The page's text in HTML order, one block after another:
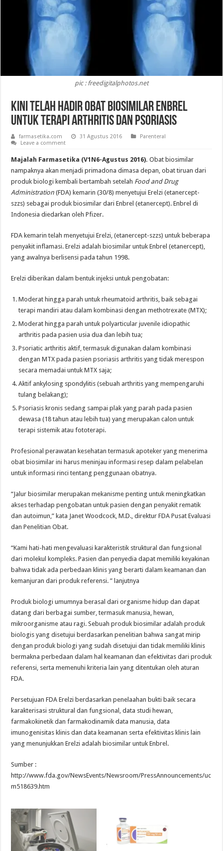
pic : freedigitalphotos.net
Kini Telah Hadir Obat Biosimilar Enbrel
Untuk Terapi Arthritis dan Psoriasis
farmasetika.com 31 Agustus 2016
Parenteral
Leave a comment
Majalah Farmasetika (V1N6-Agustus 2016).Obat biosimilar
nampaknya akan menjadi primadona dimasa depan, obat tiruan dari
produk biologi kembali bertambah setelah Food and Drug
Administration (FDA) kemarin (30/8) menyetujui Erelzi (etanercept-
szzs) sebagai produk biosimilar dari Enbrel (etanercept). Enbrel di
Indonesia diedarkan oleh Pfizer.
FDA kemarin telah menyetujui Erelzi, (etanercept-szzs) untuk beberapa
penyakit inflamasi. Erelzi adalah biosimilar untuk Enbrel (etanercept),
yang awalnya berlisensi pada tahun 1998.
Erelzi diberikan dalam bentuk injeksi untuk pengobatan:
Moderat hingga parah untuk rheumatoid arthritis, baik sebagai
terapi mandiri atau dalam kombinasi dengan methotrexate (MTX);
Moderat hingga parah untuk polyarticular juvenile idiopathic
arthritis pada pasien usia dua dan lebih tua;
Psoriatic arthritis aktif, termasuk digunakan dalam kombinasi
dengan MTX pada pasien psoriasis arthritis yang tidak merespon
secara memadai untuk MTX saja;
Aktif ankylosing spondylitis (sebuah arthritis yang mempengaruhi
tulang belakang);
Psoriasis kronis sedang sampai plak yang parah pada pasien
dewasa (18 tahun atau lebih tua) yang merupakan calon untuk
terapi sistemik atau fototerapi.
Profesional perawatan kesehatan termasuk apoteker yang menerima
obat biosimilar ini harus meninjau informasi resep dalam pelabelan
untuk informasi rinci tentang penggunaan obatnya.
“Jalur biosimilar merupakan mekanisme penting untuk meningkatkan
akses terhadap pengobatan untuk pasien dengan penyakit rematik
dan autoimun,” kata Janet Woodcock, M.D., direktur FDA Pusat Evaluasi
dan Penelitian Obat.
“Kami hati-hati mengevaluasi karakteristik struktural dan fungsional
dari molekul kompleks. Pasien dan penyedia dapat memiliki keyakinan
bahwa tidak ada perbedaan klinis yang berarti dalam keamanan dan
kemanjuran dari produk referensi. ” lanjutnya
Produk biologi umumnya berasal dari organisme hidup dan dapat
datang dari berbagai sumber, termasuk manusia, hewan,
mikroorganisme atau ragi. Sebuah produk biosimilar adalah produk
biologis yang disetujui berdasarkan penelitian bahwa sangat mirip
dengan produk biologi yang sudah disetujui dan tidak memiliki klinis
bermakna perbedaan dalam hal keamanan dan efektivitas dari produk
referensi, serta memenuhi kriteria lain yang ditentukan oleh aturan
FDA.
Persetujuan FDA Erelzi berdasarkan penelaahan bukti baik secara
karakterisasi struktural dan fungsional, data studi hewan,
farmakokinetik dan farmakodinamik data manusia, data
imunogenisitas klinis dan data keamanan serta efektivitas klinis lain
yang menunjukkan Erelzi adalah biosimilar untuk Enbrel.
Sumber :
http://www.fda.gov/NewsEvents/Newsroom/PressAnnouncements/uc
m518639.htm